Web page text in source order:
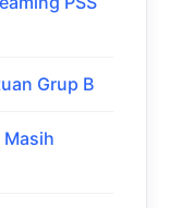
Grup B
Masih